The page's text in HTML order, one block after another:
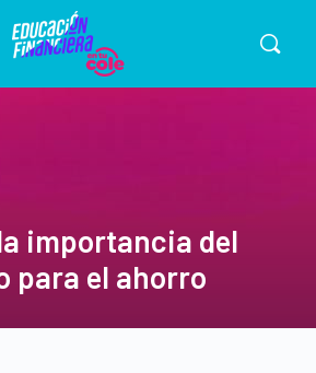
importancia del
para el ahorro